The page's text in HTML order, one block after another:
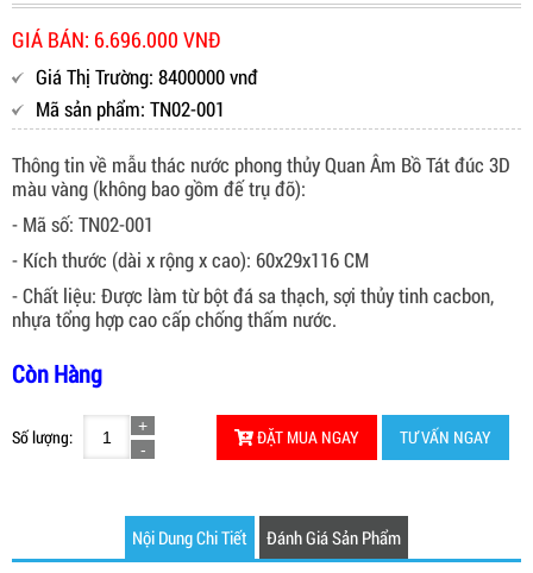
GIÁ BÁN: 6.696.000 VNĐ
Giá Thị Trường: 8400000 vnđ
Mã sản phẩm: TN02-001
Thông tin về mẫu thác nước phong thủy Quan Âm Bồ Tát đúc 3D
màu vàng (không bao gồm đế trụ đỡ):
- Mã số: TN02-001
- Kích thước (dài x rộng x cao): 60x29x116 CM
- Chất liệu: Được làm từ bột đá sa thạch, sợi thủy tinh cacbon,
nhựa tổng hợp cao cấp chống thấm nước.
Còn Hàng
Số lượng: ĐẶT MUA NGAY TƯ VẤN NGAY
Nội Dung Chi Tiết Đánh Giá Sản Phẩm